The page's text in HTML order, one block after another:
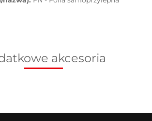
akcesoria